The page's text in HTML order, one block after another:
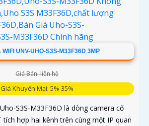
WIFI UNV-UHO-S3S-M33F36D 3MP
Giá Bán: liên hệ
Giá Khuyến Mại: 5%-35%
S3S-M33F36D là dòng camera cố
tích hợp hai kênh trên cùng một IP quan